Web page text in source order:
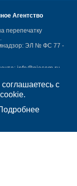
с
Агентство
перепечатку
ЭЛ № ФС 77 -
info@niasam.ru